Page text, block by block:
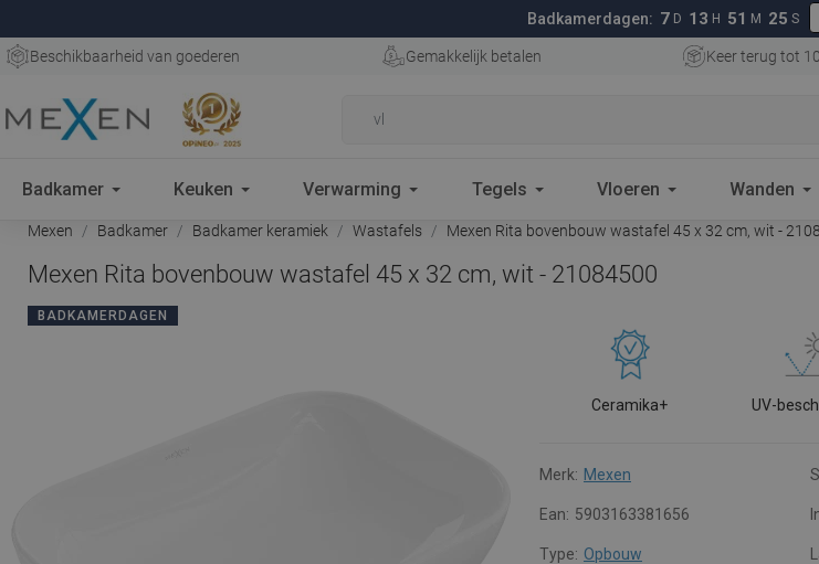
Badkamerdagen: 7 D 13 H 51 M 24 S
Beschikbaarheid van goederen Gemakkelijk betalen Keer terug tot
Badkamer Keuken Verwarming Tegels Vloeren Wanden
Mexen Badkamer Badkamer keramiek Wastafels Mexen Rita bovenbouw wastafel 45 x 32 cm, wit -
Mexen Rita bovenbouw wastafel 45 x 32 cm, wit - 21084500
BADKAMERDAGEN
Ceramika+ UV-
Merk: Mexen
Ean: 5903163381656
Type: Opbouw